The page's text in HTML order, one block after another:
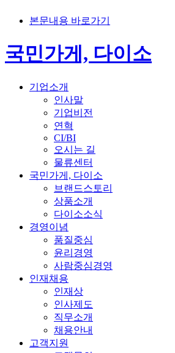
본문내용 바로가기
국민가게, 다이소
기업소개
인사말
기업비전
연혁
CI/BI
오시는 길
물류센터
국민가게, 다이소
브랜드스토리
상품소개
다이소소식
경영이념
품질중심
윤리경영
사람중심경영
인재채용
인재상
인사제도
직무소개
채용안내
고객지원